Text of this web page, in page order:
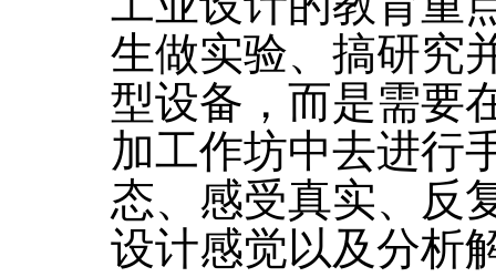
生做实验、搞研究
型设备，而是需要
加工作坊中去进行
态、感受真实、反
设计感觉以及分析